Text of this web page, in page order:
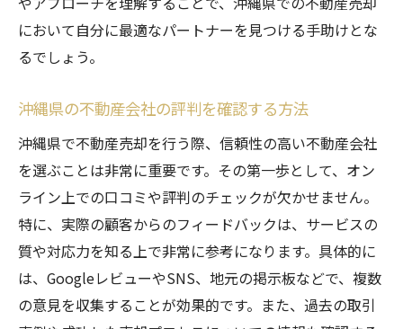
において自分に最適なパートナーを見つける手助けとな
るでしょう。
沖縄県の不動産会社の評判を確認する方法
沖縄県で不動産売却を行う際、信頼性の高い不動産会社
を選ぶことは非常に重要です。その第一歩として、オン
ライン上での口コミや評判のチェックが欠かせません。
特に、実際の顧客からのフィードバックは、サービスの
質や対応力を知る上で非常に参考になります。具体的に
は、GoogleレビューやSNS、地元の掲示板などで、複数
の意見を収集することが効果的です。また、過去の取引